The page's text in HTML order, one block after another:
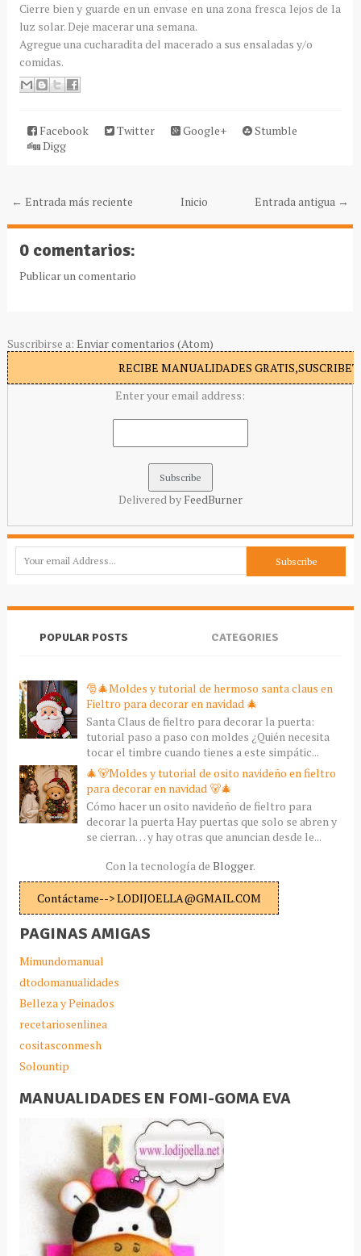
Cierre bien y guarde en un envase en una zona fresca lejos de la
luz solar. Deje macerar una semana.
Agregue una cucharadita del macerado a sus ensaladas y/o
comidas.
Facebook Twitter Google+
Stumble
Digg
← Entrada más reciente Entrada antigua →
Inicio
0 comentarios:
Publicar un comentario
Suscribirse a: Enviar comentarios (Atom)
RECIBE MANUALIDADES
Enter your email address:
Delivered by FeedBurner
POPULAR POSTS CATEGORIES
🎅🎄Moldes y tutorial de hermoso santa claus en
Fieltro para decorar en navidad 🎄
Santa Claus de fieltro para decorar la puerta:
tutorial paso a paso con moldes ¿Quién necesita
tocar el timbre cuando tienes a este simpátic...
🎄🐻Moldes y tutorial de osito navideño en fieltro
para decorar en navidad 🐻🎄
Cómo hacer un osito navideño de fieltro para
decorar la puerta Hay puertas que solo se abren y
se cierran… y hay otras que anuncian desde le...
Con la tecnología de Blogger.
Contáctame--> LODIJOELLA@GMAIL.COM
PAGINAS AMIGAS
Mimundomanual
dtodomanualidades
Belleza y Peinados
recetariosenlinea
cositasconmesh
Solountip
MANUALIDADES EN FOMI-GOMA EVA